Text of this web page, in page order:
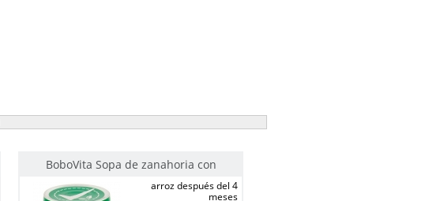
BoboVita Sopa de zanahoria con
arroz después del 4
meses